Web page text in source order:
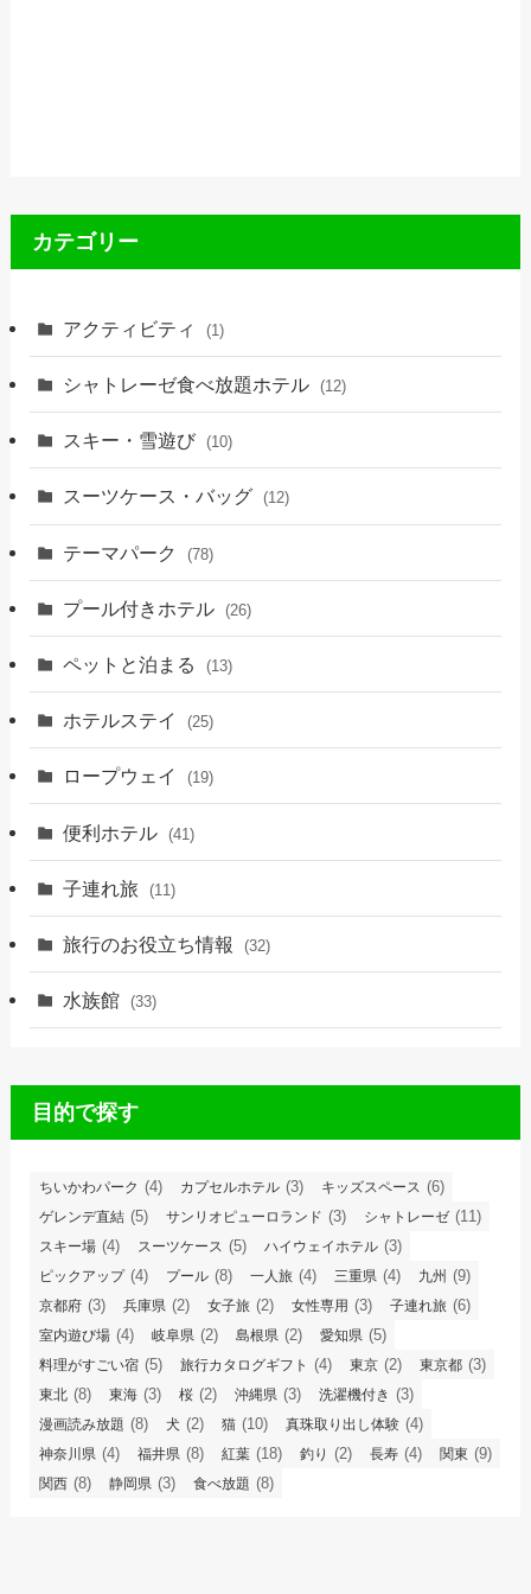
カテゴリー
アクティビティ (1)
シャトレーゼ食べ放題ホテル (12)
スキー・雪遊び (10)
スーツケース・バッグ (12)
テーマパーク (78)
プール付きホテル (26)
ペットと泊まる (13)
ホテルステイ (25)
ロープウェイ (19)
便利ホテル (41)
子連れ旅 (11)
旅行のお役立ち情報 (32)
水族館 (33)
目的で探す
ちいかわパーク (4) カプセルホテル (3) キッズスペース (6)
ゲレンデ直結 (5) サンリオピューロランド (3) シャトレーゼ (11)
スキー場 (4) スーツケース (5) ハイウェイホテル (3)
ピックアップ(4) プール (8) 一人旅 (4) 三重県 (4) 九州 (9)
京都府 (3) 兵庫県 (2) 女子旅 (2) 女性専用 (3) 子連れ旅 (6)
室内遊び場 (4) 岐阜県 (2) 島根県 (2) 愛知県 (5)
料理がすごい宿 (5) 旅行カタログギフト (4) 東京 (2) 東京都 (3)
東北 (8) 東海 (3) 桜 (2) 沖縄県 (3) 洗濯機付き (3)
漫画読み放題 (8) 犬 (2) 猫 (10) 真珠取り出し体験 (4)
神奈川県 (4) 福井県 (8) 紅葉 (18) 釣り (2) 長寿 (4) 関東 (9)
関西 (8) 静岡県 (3) 食べ放題 (8)